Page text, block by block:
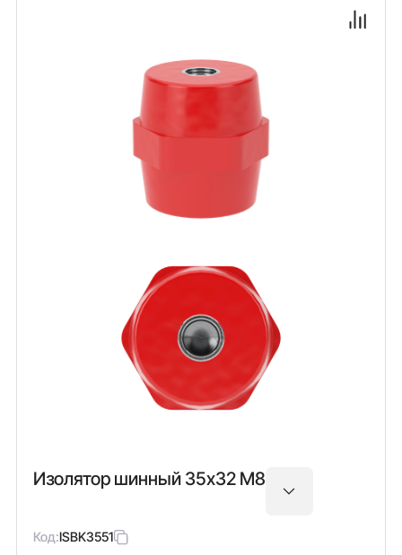
Изолятор шинный 35х32 М8
Код:ISBK3551